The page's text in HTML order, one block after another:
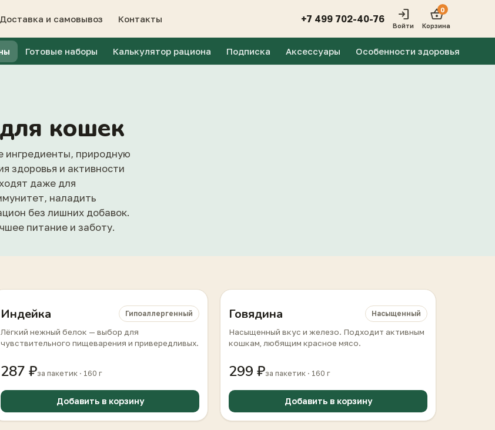
Доставка и самовывоз Контакты +7 499 702-40-76 login
Войти
shopping_basket0
Корзина
Готовые наборы Калькулятор рациона Подписка Аксессуары Особенности здоровья
кошек
ингредиенты, природную
здоровья и активности
даже для
наладить
без лишних добавок.
питание и заботу.
Индейка Гипоаллергенный
Лёгкий нежный белок — выбор для
чувствительного пищеварения и привередливых.
287 ₽за пакетик · 160 г
Добавить в корзину
Говядина Насыщенный
Насыщенный вкус и железо. Подходит активным
кошкам, любящим красное мясо.
299 ₽за пакетик · 160 г
Добавить в корзину